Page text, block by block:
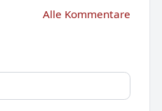
Alle Kommentare